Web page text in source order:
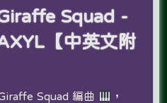
Squad -
【中英文附
Squad 編曲
，